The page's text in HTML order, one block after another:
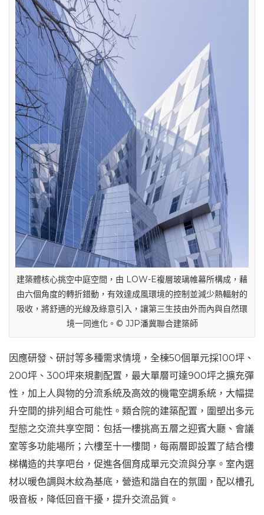
建築體核心挑空中庭空間，由 LOW-E複層玻璃帷幕所構成，藉
由六個角度的轉折錯動，有效達成風環境的控制並減少熱輻射的
吸收，將舒適的光線及綠意引入，讓第三生技由外而內與自然環
境一同進化。© JJP潘冀聯合建築師
因應研發、研討等多種需求情境，全棟50個單元採100坪、
200坪、300坪來規劃配置，最大單層可達900坪之擴充彈
性，加上人與物的分流系統及高效的機電空調系統，大幅提
升空間的排列組合可能性。類合院的建築配置，圍塑出多元
型態之交流共享空間：包括一樓挑高五層之迎賓大廳、會議
室等多功能場所；六樓至十一樓間，每兩層即設置了結合樓
梯構造的共享吧台，促進各個育成單元交流與分享。室內選
材以暖色調與木紋為基底，營造和諧自在的氛圍，配以槽孔
吸音板，降低回音干擾，提升交流品質。